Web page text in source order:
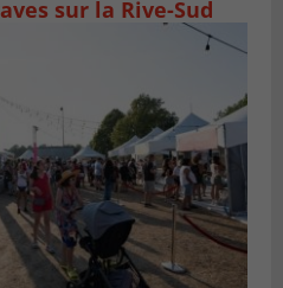
sur la Rive-Sud